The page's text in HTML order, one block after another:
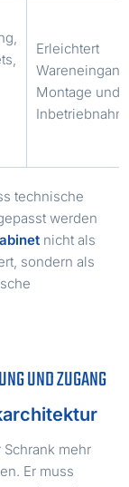
Erleichtert
Montage und
technische
werden
nicht als
sondern als
UND ZUGANG
mehr
Er muss